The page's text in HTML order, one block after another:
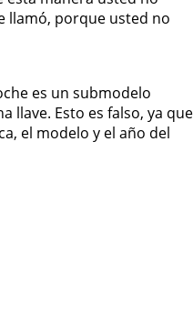
llamó, porque usted no
es un submodelo
llave. Esto es falso, ya que
el modelo y el año del